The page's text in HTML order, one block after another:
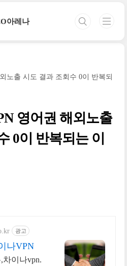
아레나
노출 시도 결과 조회수 0이 반복되
영어권 해외노출
0이 반복되는 이
광고
나VPN
차이나vpn.